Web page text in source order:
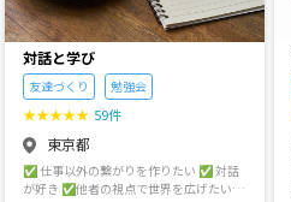
とや窮屈に感じることも記載しました
が、参加された皆さん全員に楽しんで頂
くためですので、【ルール】と【禁止事
項】などを記載致しました🙇最後までお
読みいただきありがとうございます。よ
ろしくお願いいたします
k）と冒険心（trip）を- 2025：30-40代
の旅ゲート -次の旅が見つかる場所- 202
6：30-40代の旅ゲート -旅と体験- ⚫︎ 対
象年齢と参加傾向について（2025年よ
り） ・各サークルにおいて、ある程度タ
ーゲットの年齢層があった方が、参加し
やすく、また参加してお話もしやすと思
いますし、参加者からも同様の声をいた
だきます。 ・そこで当サークルでは、メ
インを35〜45歳、そこから拡げて 30
代・40代を対象としています。 ・配信企
対話と学び
友達づくり 勉強会
★★★★★ 59件
東京都
✅ 仕事以外の繋がりを作りたい ✅ 対話
が好き ✅他者の視点で世界を広げたい そ